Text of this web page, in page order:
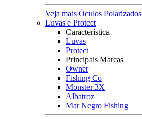
Veja mais Óculos Polarizados
Luvas e Protect
Característica
Luvas
Protect
Principais Marcas
Owner
Fishing Co
Monster 3X
Albatroz
Mar Negro Fishing